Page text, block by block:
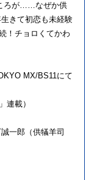
ろが……なぜか供
きて初恋も未経験
！チョロくてかわ
MX/BS11にて
連載）
一郎（供犠羊司